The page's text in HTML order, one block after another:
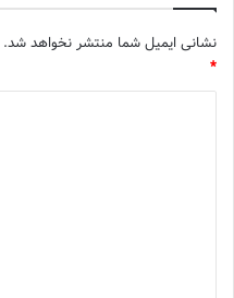
نشانی ایمیل شما منتشر نخواهد شد.
*